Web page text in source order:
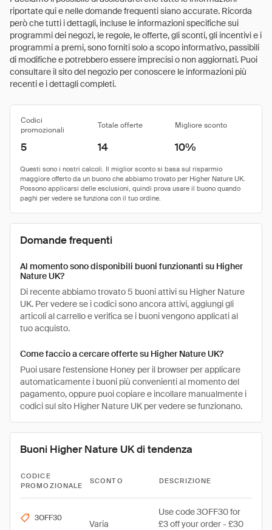
riportate qui e nelle domande frequenti siano accurate. Ricorda
però che tutti i dettagli, incluse le informazioni specifiche sui
programmi dei negozi, le regole, le offerte, gli sconti, gli incentivi e i
programmi a premi, sono forniti solo a scopo informativo, passibili
di modifiche e potrebbero essere imprecisi o non aggiornati. Puoi
consultare il sito del negozio per conoscere le informazioni più
recenti e i dettagli completi.
Codici
promozionali
Totale offerte Migliore sconto
5 14 10%
Domande frequenti
Al momento sono disponibili buoni funzionanti su Higher
Nature UK?
Di recente abbiamo trovato 5 buoni attivi su Higher Nature
UK. Per vedere se i codici sono ancora attivi, aggiungi gli
articoli al carrello e verifica se i buoni vengono applicati al
tuo acquisto.
Come faccio a cercare offerte su Higher Nature UK?
Puoi usare l'estensione Honey per il browser per applicare
automaticamente i buoni più convenienti al momento del
pagamento, oppure puoi copiare e incollare manualmente i
codici sul sito Higher Nature UK per vedere se funzionano.
Buoni Higher Nature UK di tendenza
CODICE
PROMOZIONALE
SCONTO DESCRIZIONE
3OFF30
Varia
Use code 3OFF30 for
£3 off your order - £30